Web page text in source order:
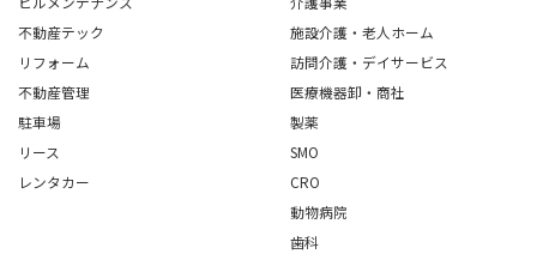
不動産テック
リフォーム
不動産管理
駐車場
リース
レンタカー
施設介護・老人ホーム
訪問介護・デイサービス
医療機器卸・商社
製薬
SMO
CRO
動物病院
歯科